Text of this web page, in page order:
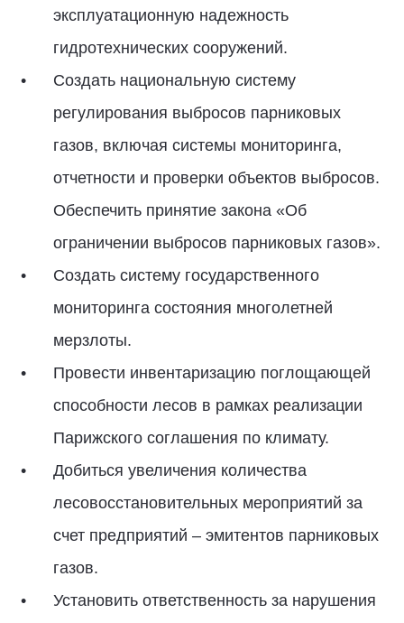
эксплуатационную надежность
гидротехнических сооружений.
Создать национальную систему
регулирования выбросов парниковых
газов, включая системы мониторинга,
отчетности и проверки объектов выбросов.
Обеспечить принятие закона «Об
ограничении выбросов парниковых газов».
Создать систему государственного
мониторинга состояния многолетней
мерзлоты.
Провести инвентаризацию поглощающей
способности лесов в рамках реализации
Парижского соглашения по климату.
Добиться увеличения количества
лесовосстановительных мероприятий за
счет предприятий – эмитентов парниковых
газов.
Установить ответственность за нарушения